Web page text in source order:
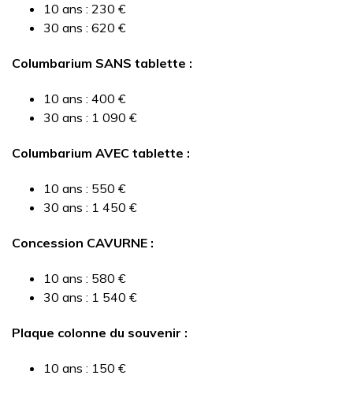
10 ans : 230 €
30 ans : 620 €
Columbarium SANS tablette :
10 ans : 400 €
30 ans : 1 090 €
Columbarium AVEC tablette :
10 ans : 550 €
30 ans : 1 450 €
Concession CAVURNE :
10 ans : 580 €
30 ans : 1 540 €
Plaque colonne du souvenir :
10 ans : 150 €